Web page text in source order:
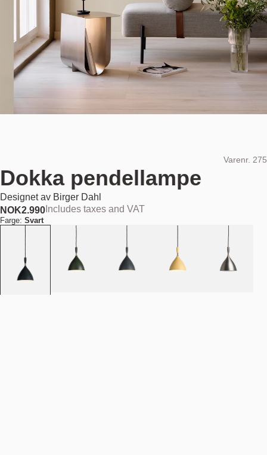
Varenr. 275
Dokka pendellampe
Designet av Birger Dahl
NOK2.990 Includes taxes and VAT
Farge: Svart